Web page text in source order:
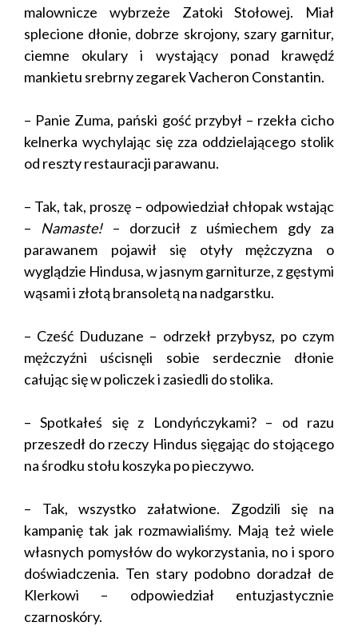
malownicze wybrzeże Zatoki Stołowej. Miał
splecione dłonie, dobrze skrojony, szary garnitur,
ciemne okulary i wystający ponad krawędź
mankietu srebrny zegarek Vacheron Constantin.
– Panie Zuma, pański gość przybył – rzekła cicho
kelnerka wychylając się zza oddzielającego stolik
od reszty restauracji parawanu.
– Tak, tak, proszę – odpowiedział chłopak wstając
– Namaste!– dorzucił z uśmiechem gdy za
parawanem pojawił się otyły mężczyzna o
wyglądzie Hindusa, w jasnym garniturze, z gęstymi
wąsami i złotą bransoletą na nadgarstku.
– Cześć Duduzane – odrzekł przybysz, po czym
mężczyźni uścisnęli sobie serdecznie dłonie
całując się w policzek i zasiedli do stolika.
– Spotkałeś się z Londyńczykami? – od razu
przeszedł do rzeczy Hindus sięgając do stojącego
na środku stołu koszyka po pieczywo.
– Tak, wszystko załatwione. Zgodzili się na
kampanię tak jak rozmawialiśmy. Mają też wiele
własnych pomysłów do wykorzystania, no i sporo
doświadczenia. Ten stary podobno doradzał de
Klerkowi – odpowiedział entuzjastycznie
czarnoskóry.